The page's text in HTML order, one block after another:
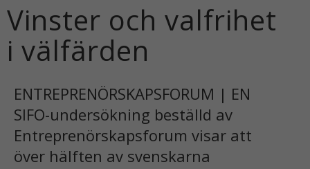
e
b
o
k
itt
er
k
e
n
ai
l
Vinster och valfrihet
i välfärden
ENTREPRENÖRSKAPSFORUM | EN
SIFO-undersökning beställd av
Entreprenörskapsforum visar att
över hälften av svenskarna